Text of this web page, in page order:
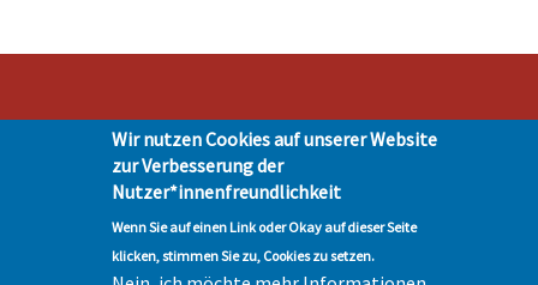
Stadt Hohen Neuendorf • Oranienburger Str. 2 • 16540 Hohen Neuendorf •
Telefon 03303-528-0
Impressum|Presse| Datenschutz| © Hohen-Neuendorf.de, Alle Rechte
vorbehalten - Vervielfältigung nur mit unserer Genehmigung
Wir nutzen Cookies auf unserer Website
zur Verbesserung der
Nutzer*innenfreundlichkeit
Wenn Sie auf einen Link oder Okay auf dieser Seite
klicken, stimmen Sie zu, Cookies zu setzen.